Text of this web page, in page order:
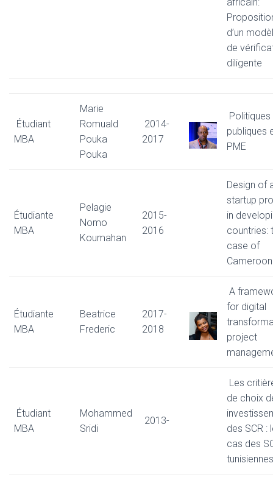
d’un
de
diligente
Étudiant
MBA
Marie
Romuald
Pouka
Pouka
2014-
2017
Politiques
publiques
PME
Étudiante
MBA
Pelagie
Nomo
Koumahan
2015-
2016
Design of
startup
in
countries:
case of
Étudiante
MBA
Beatrice
Frederic
2017-
2018
A
for digital
project
Étudiant
MBA
Mohammed
Sridi
2013-
Les
de choix
des SCR :
cas des
tunisiennes